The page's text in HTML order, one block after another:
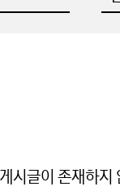
게시글이 존재하지